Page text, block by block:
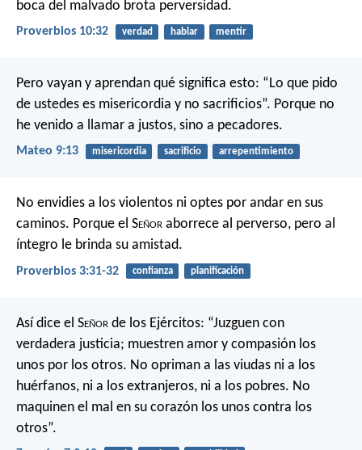
boca del malvado brota perversidad.
Proverbios 10:32 verdad hablar mentir
Pero vayan y aprendan qué significa esto: “Lo que pido
de ustedes es misericordia y no sacrificios”. Porque no
he venido a llamar a justos, sino a pecadores.
Mateo 9:13 misericordia sacrificio arrepentimiento
No envidies a los violentos ni optes por andar en sus
caminos. Porque el Señor aborrece al perverso, pero al
íntegro le brinda su amistad.
Proverbios 3:31-32 confianza planificación
Así dice el Señor de los Ejércitos: “Juzguen con
verdadera justicia; muestren amor y compasión los
unos por los otros. No opriman a las viudas ni a los
huérfanos, ni a los extranjeros, ni a los pobres. No
maquinen el mal en su corazón los unos contra los
otros”.